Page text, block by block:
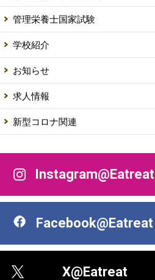
管理栄養士国家試験
学校紹介
お知らせ
求人情報
新型コロナ関連
Instagram@Eatreat
Facebook@Eatreat
X@Eatreat